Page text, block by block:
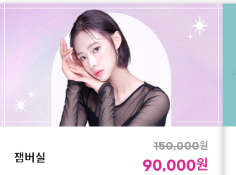
2,000,000원
1,250,000원
울쎄라 300샷 + 실리프팅 8줄
2,200,000원
1,300,000원
볼쎄라 (울쎄라 300샷 + 볼뉴머 300샷 + 독일
산 턱라인 더모톡신 1cc)
잼버실
150,000원
90,000원